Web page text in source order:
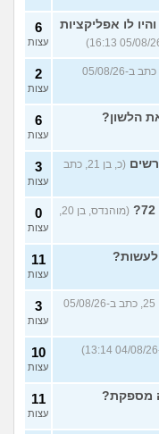
1
עצות
3
עצות
2
עצות
9
עצות
3
עצות
3
עצות
לו אפליקציות
6
עצות
(בן אדם, בן 18, כתב ב-05/08/26
2
עצות
הלשון? 6
עצות
(כ, בן 21, כתב
3
עצות
0
עצות
לעשות? 11
עצות
(אנונימי, בן 25, כתב ב-05/08/26
3
עצות
10
עצות
מספקת? 11
עצות